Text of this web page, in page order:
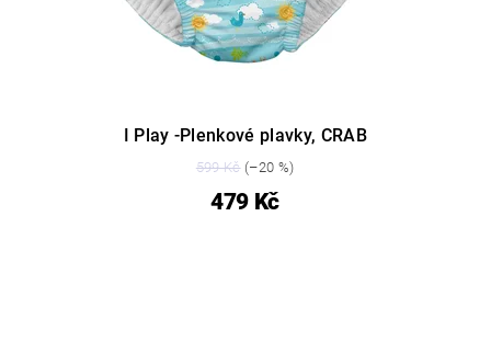
I Play -Plenkové plavky, CRAB
599 Kč(–20 %)
479 Kč